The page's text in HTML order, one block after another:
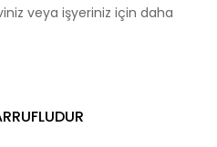
veya işyeriniz için daha